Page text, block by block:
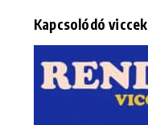
Kapcsolódó viccek